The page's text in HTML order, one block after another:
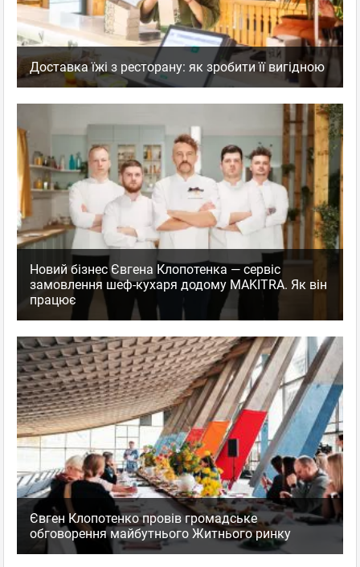
Доставка їжі з ресторану: як зробити її вигідною
Новий бізнес Євгена Клопотенка — сервіс
замовлення шеф-кухаря додому MAKITRA. Як він
працює
Євген Клопотенко провів громадське
обговорення майбутнього Житнього ринку